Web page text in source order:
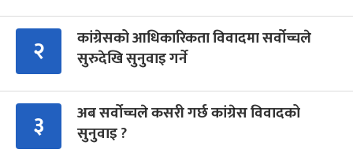
२
कांग्रेसको आधिकारिकता विवादमा सर्वोच्चले
सुरुदेखि सुनुवाइ गर्ने
३
अब सर्वोच्चले कसरी गर्छ कांग्रेस विवादको
सुनुवाइ ?